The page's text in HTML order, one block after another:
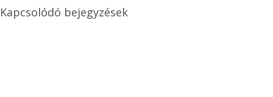
Kapcsolódó bejegyzések